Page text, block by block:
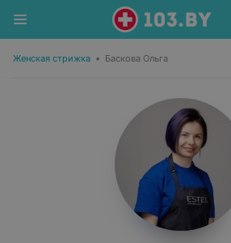
Женская стрижка • Баскова Ольга